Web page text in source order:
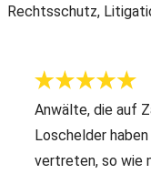
Rechtsschutz,
Anwälte, die auf
Loschelder
vertreten, so wie